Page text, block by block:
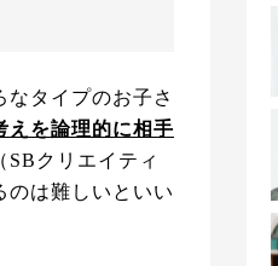
タイプのお子さ
えを論理的に相手
クリエイティ
のは難しいといい